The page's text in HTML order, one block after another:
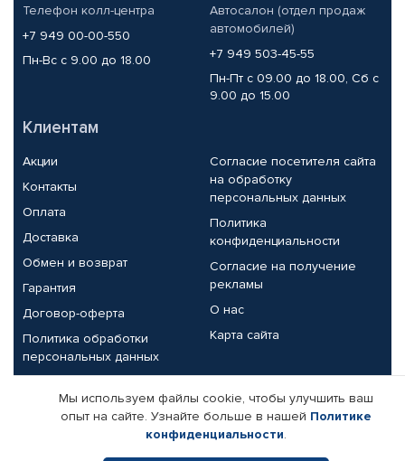
Телефон колл-центра
+7 949 00-00-550
Пн-Вс с 9.00 до 18.00
Автосалон (отдел продаж
автомобилей)
+7 949 503-45-55
Пн-Пт с 09.00 до 18.00, Сб с
9.00 до 15.00
Клиентам
Акции
Контакты
Оплата
Доставка
Обмен и возврат
Гарантия
Договор-оферта
Политика обработки
персональных данных
Согласие посетителя сайта
на обработку
персональных данных
Политика
конфиденциальности
Согласие на получение
рекламы
О нас
Карта сайта
Партнерам
Корпоративным клиентам
Поставщикам
Реквизиты компании
Мы используем файлы cookie, чтобы улучшить ваш
опыт на сайте. Узнайте больше в нашей Политике
конфиденциальности.